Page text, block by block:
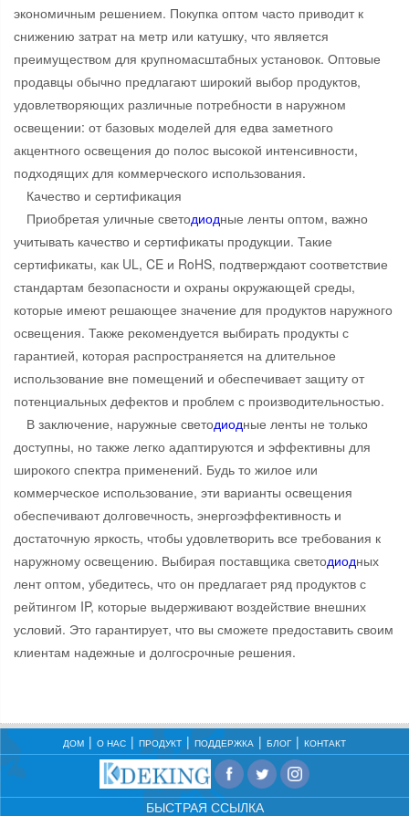
экономичным решением. Покупка оптом часто приводит к
снижению затрат на метр или катушку, что является
преимуществом для крупномасштабных установок. Оптовые
продавцы обычно предлагают широкий выбор продуктов,
удовлетворяющих различные потребности в наружном
освещении: от базовых моделей для едва заметного
акцентного освещения до полос высокой интенсивности,
подходящих для коммерческого использования.
Качество и сертификация
Приобретая уличные светодиодные ленты оптом, важно
учитывать качество и сертификаты продукции. Такие
сертификаты, как UL, CE и RoHS, подтверждают соответствие
стандартам безопасности и охраны окружающей среды,
которые имеют решающее значение для продуктов наружного
освещения. Также рекомендуется выбирать продукты с
гарантией, которая распространяется на длительное
использование вне помещений и обеспечивает защиту от
потенциальных дефектов и проблем с производительностью.
В заключение, наружные светодиодные ленты не только
доступны, но также легко адаптируются и эффективны для
широкого спектра применений. Будь то жилое или
коммерческое использование, эти варианты освещения
обеспечивают долговечность, энергоэффективность и
достаточную яркость, чтобы удовлетворить все требования к
наружному освещению. Выбирая поставщика светодиодных
лент оптом, убедитесь, что он предлагает ряд продуктов с
рейтингом IP, которые выдерживают воздействие внешних
условий. Это гарантирует, что вы сможете предоставить своим
клиентам надежные и долгосрочные решения.
ДОМ О НАС ПРОДУКТ ПОДДЕРЖКА БЛОГ КОНТАКТ
БЫСТРАЯ ССЫЛКА